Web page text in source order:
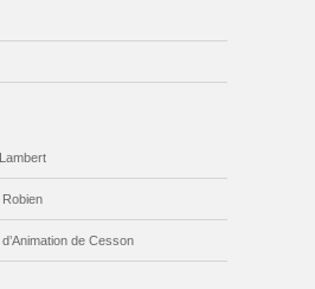
Robien
de Cesson